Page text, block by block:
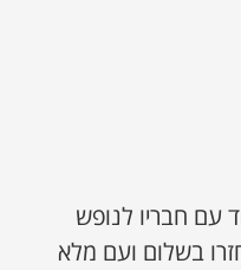
חבריו לנופש
בשלום ועם מלא